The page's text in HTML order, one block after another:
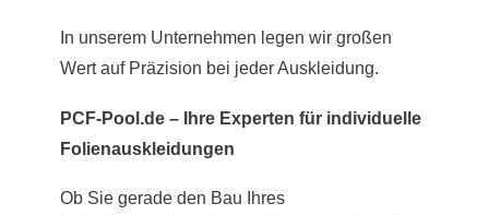
In unserem Unternehmen legen wir großen
Wert auf Präzision bei jeder Auskleidung.
PCF-Pool.de – Ihre Experten für individuelle
Folienauskleidungen
Ob Sie gerade den Bau Ihres